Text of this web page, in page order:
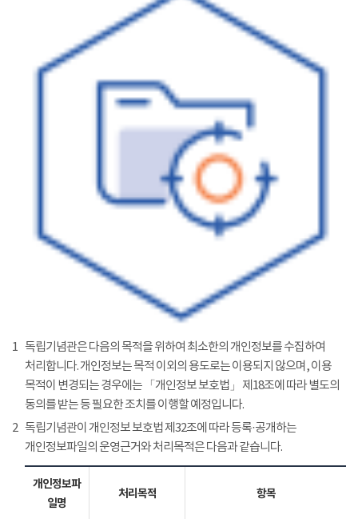
1 독립기념관은 다음의 목적을 위하여 최소한의 개인정보를 수집하여
처리합니다. 개인정보는 목적 이외의 용도로는 이용되지 않으며, 이용
목적이 변경되는 경우에는 「개인정보 보호법」 제18조에 따라 별도의
동의를 받는 등 필요한 조치를 이행할 예정입니다.
2 독립기념관이 개인정보 보호법 제32조에 따라 등록·공개하는
개인정보파일의 운영근거와 처리목적은 다음과 같습니다.
개인정보파
일명
처리목적 항목